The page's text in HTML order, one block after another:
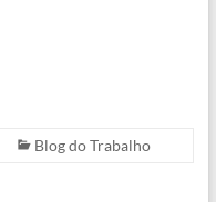
Blog do Trabalho